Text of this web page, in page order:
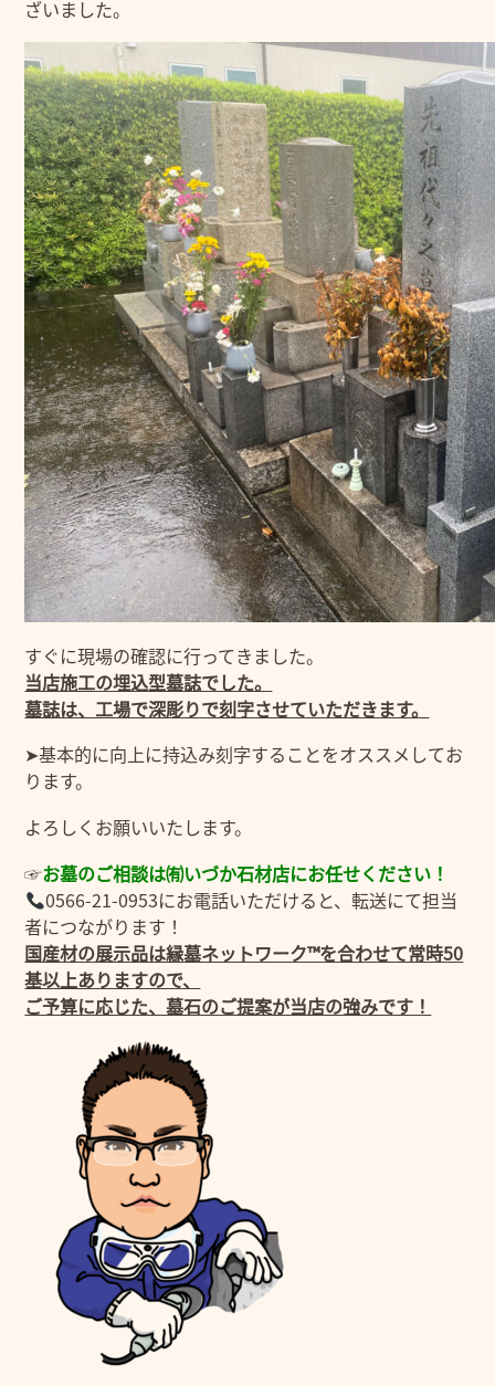
ざいました。
すぐに現場の確認に行ってきました。
当店施工の埋込型墓誌でした。
墓誌は、工場で深彫りで刻字させていただきます。
➤基本的に向上に持込み刻字することをオススメしてお
ります。
よろしくお願いいたします。
☞お墓のご相談は㈲いづか石材店にお任せください！
0566-21-0953にお電話いただけると、転送にて担当
者につながります！
国産材の展示品は縁墓ネットワーク™を合わせて常時50
基以上ありますので、
ご予算に応じた、墓石のご提案が当店の強みです！